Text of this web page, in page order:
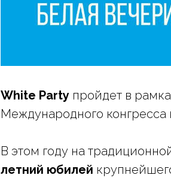
White Party пройдет в
Международного
В этом году на
летний юбилей